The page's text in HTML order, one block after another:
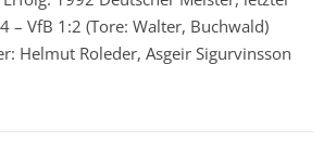
– VfB 1:2 (Tore: Walter, Buchwald)
Helmut Roleder, Asgeir Sigurvinsson